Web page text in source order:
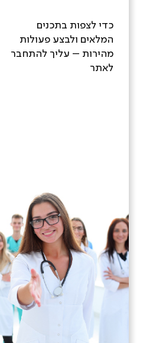
כדי לצפות בתכנים
המלאים ולבצע פעולות
מהירות – עליך להתחבר
לאתר